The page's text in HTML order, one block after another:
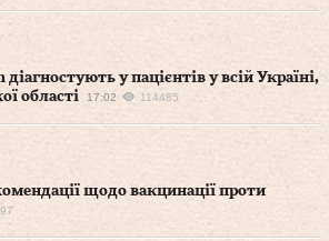
у пацієнтів у всій Україні,
області
17:02 114485
щодо вакцинації проти